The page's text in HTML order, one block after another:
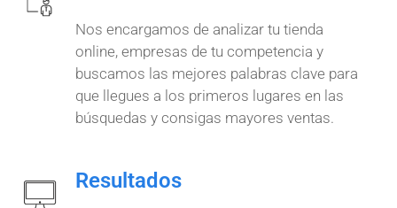
Nos encargamos de analizar tu tienda
online, empresas de tu competencia y
buscamos las mejores palabras clave para
que llegues a los primeros lugares en las
búsquedas y consigas mayores ventas.
Resultados